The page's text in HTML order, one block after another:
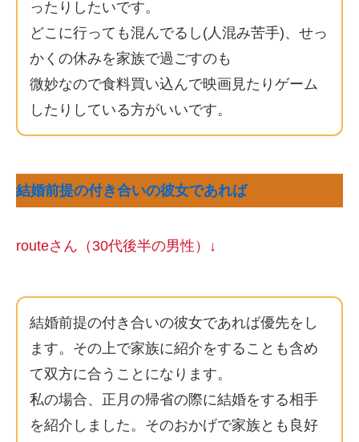
ったりしたいです。
どこに行っても混んでるし(人混み苦手)、せっ
かくの休みを家族で過ごすのも
微妙なので食料買い込んで映画見たりゲーム
したりしている方がいいです。
結婚前提の付き合いの彼女であれば
routeさん（30代後半の男性）↓
結婚前提の付き合いの彼女であれば優先をし
ます。その上で家族に紹介をすることも含め
て双方に合うことになります。
私の場合、正月の帰省の際に結婚をする相手
を紹介しました。そのおかげで家族とも良好